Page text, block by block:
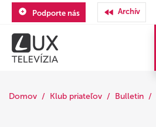
Podporte nás Archív
Domov Klub priateľov Bulletin